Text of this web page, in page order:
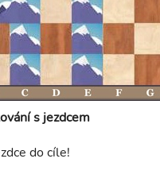
s jezdcem
do cíle!